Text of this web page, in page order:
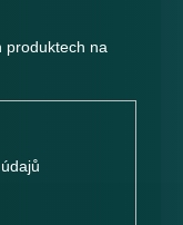
produktech na